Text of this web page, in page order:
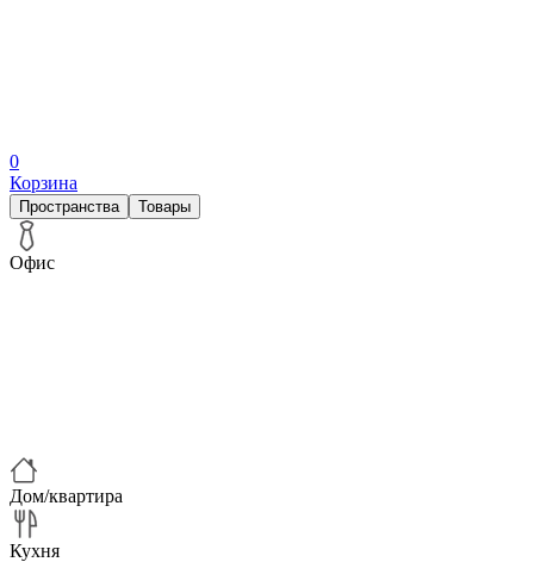
0
Корзина
Пространства Товары
Офис
Дом/квартира
Кухня